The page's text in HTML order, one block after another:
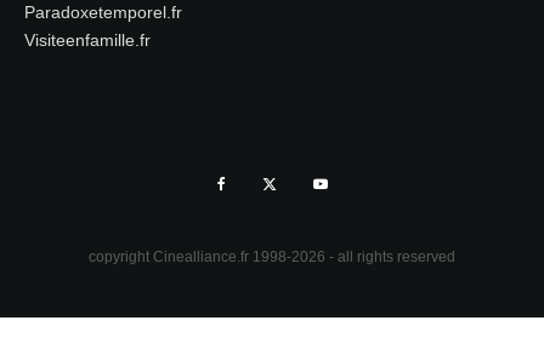
Paradoxetemporel.fr
Visiteenfamille.fr
copyright Cinealliance.fr 1998-2026 - all rights reserved